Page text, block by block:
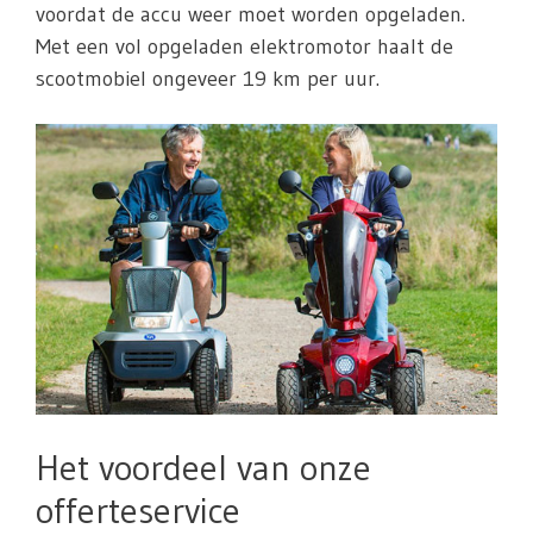
voordat de accu weer moet worden opgeladen.
Met een vol opgeladen elektromotor haalt de
scootmobiel ongeveer 19 km per uur.
Het voordeel van onze
offerteservice